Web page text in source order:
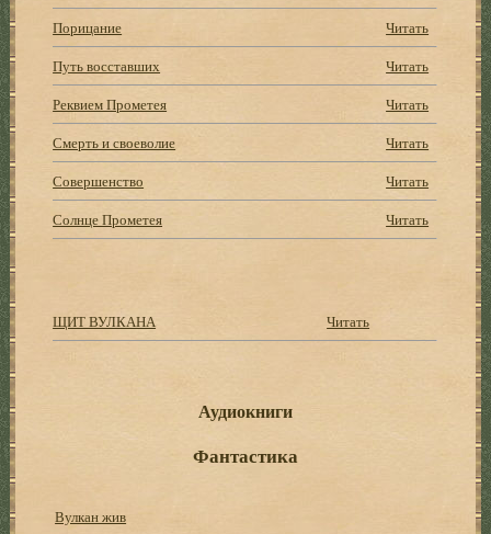
Порицание
Читать
Путь восставших
Читать
Реквием Прометея
Читать
Смерть и своеволие
Читать
Совершенство
Читать
Солнце Прометея
Читать
ЩИТ ВУЛКАНА Читать
Аудиокниги
Фантастика
Вулкан жив